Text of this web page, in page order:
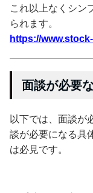
これ以上なくシン
られます。
https://
面談が必要
以下では、面談が
談が必要になる具
は必見です。